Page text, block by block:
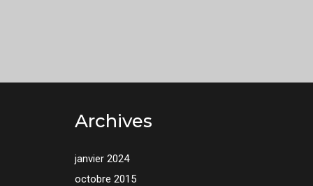
Archives
janvier 2024
octobre 2015